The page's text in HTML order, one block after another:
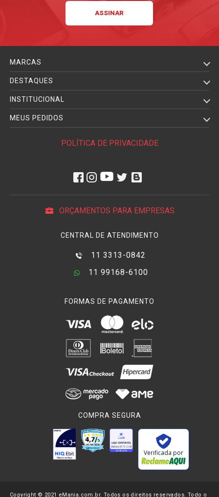
MARCAS
DESTAQUES
INSTITUCIONAL
MEUS PEDIDOS
POLÍTICA DE PRIVACIDADE
ORÇAMENTOS PARA EMPRESAS
CENTRAL DE ATENDIMENTO
11 3313-0842
11 99168-6100
FORMAS DE PAGAMENTO
COMPRA SEGURA
Verificada por
Copyright © 2021 eMania.com.br. Todos os direitos reservados. Todo o